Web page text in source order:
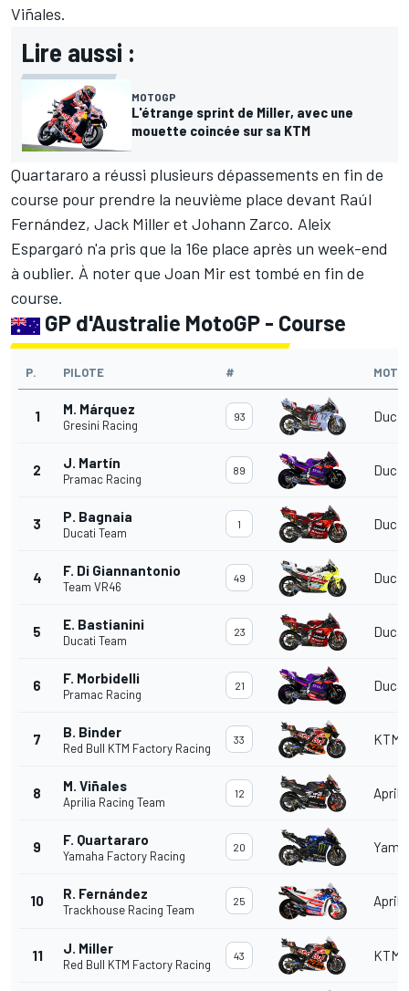
Viñales.
Lire aussi :
MOTOGP
L'étrange sprint de Miller, avec une
mouette coincée sur sa KTM
Quartararo a réussi plusieurs dépassements en fin de
course pour prendre la neuvième place devant Raúl
Fernández, Jack Milleret Johann Zarco. Aleix
Espargaró n'a pris que la 16e place après un week-end
à oublier. À noter que Joan Mir est tombé en fin de
course.
GP d'Australie MotoGP - Course
P. PILOTE # MOTO
1 M. Márquez
Gresini Racing
93
2 J. Martín
Pramac Racing
89
3 P. Bagnaia
Ducati Team
1
4 F. Di Giannantonio
Team VR46
49
5 E. Bastianini
Ducati Team
23
6 F. Morbidelli
Pramac Racing
21
7 B. Binder
Red Bull KTM Factory Racing
33 KTM
8 M. Viñales
Aprilia Racing Team
12
9 F. Quartararo
Yamaha Factory Racing
20
10 R. Fernández
Trackhouse Racing Team
25
11 J. Miller
Red Bull KTM Factory Racing
43 KTM